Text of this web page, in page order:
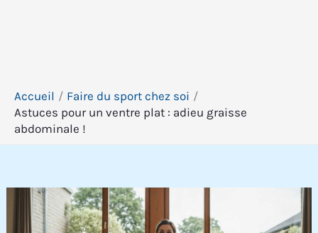
Accueil
Faire du sport chez soi
Astuces pour un ventre plat : adieu graisse
abdominale !